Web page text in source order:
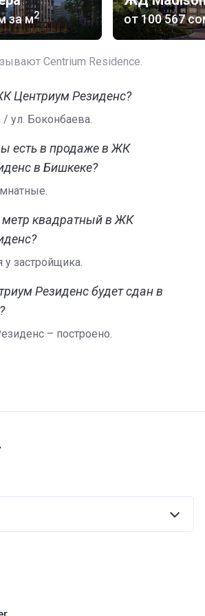
На выбор покупателей
тщательно продуманных
Жилье имеет площадь от 47 до
3,2 м.
оплаты. Также
компанией «Кап Строй Кей Джи».
государственную лицензию на
с полным перечнем
компании можно на страницах
за м2 от‍100 567
Centrium Residence.
Центриум Резиденс?
/ ул. Боконбаева.
есть в продаже в ЖК
в Бишкеке?
метр квадратный в ЖК
у застройщика.
Резиденс будет сдан в
– построено.